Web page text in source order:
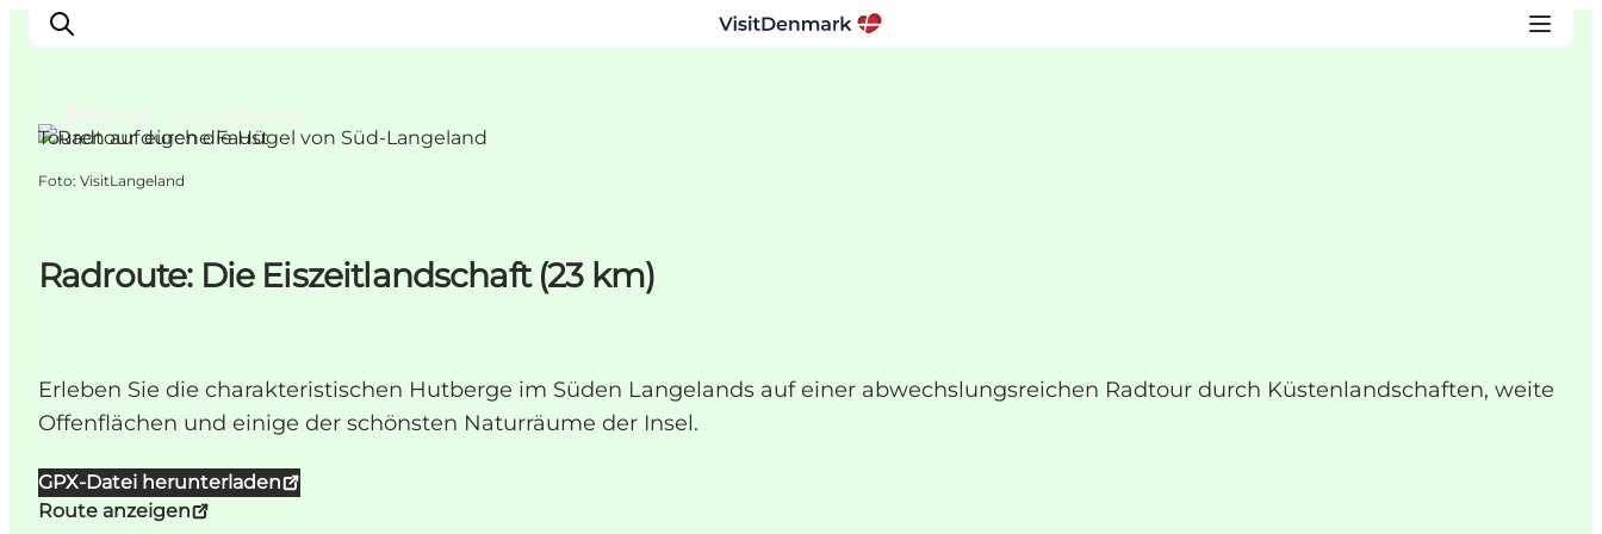
Erlebnisse
Radroute: Die Eiszeitlandschaft (23 km)
Erleben Sie die charakteristischen Hutberge im Süden Langelands auf einer abwechslungsreichen Radtour durch Küstenlandschaften, weite
Offenflächen und einige der schönsten Naturräume der Insel.
GPX-Datei herunterladen
Route anzeigen
Touren auf eigene Faust
Foto: VisitLangeland